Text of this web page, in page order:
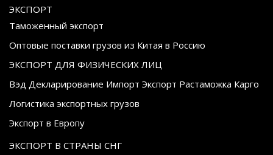
ЭКСПОРТ
Таможенный экспорт
Оптовые поставки грузов из Китая в Россию
ЭКСПОРТ ДЛЯ ФИЗИЧЕСКИХ ЛИЦ
Вэд Декларирование Импорт Экспорт Растаможка Карго
Логистика экспортных грузов
Экспорт в Европу
ЭКСПОРТ В СТРАНЫ СНГ